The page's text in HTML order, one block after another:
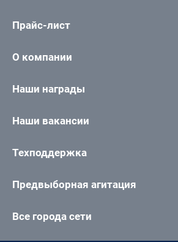
Прайс-лист
О компании
Наши награды
Наши вакансии
Техподдержка
Предвыборная агитация
Все города сети